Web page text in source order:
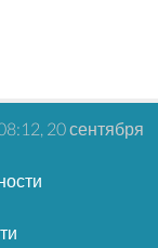
20 сентября